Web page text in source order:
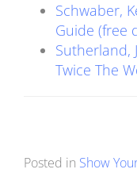
Schwaber,
Guide (free
Sutherland,
Twice The
Posted in Show